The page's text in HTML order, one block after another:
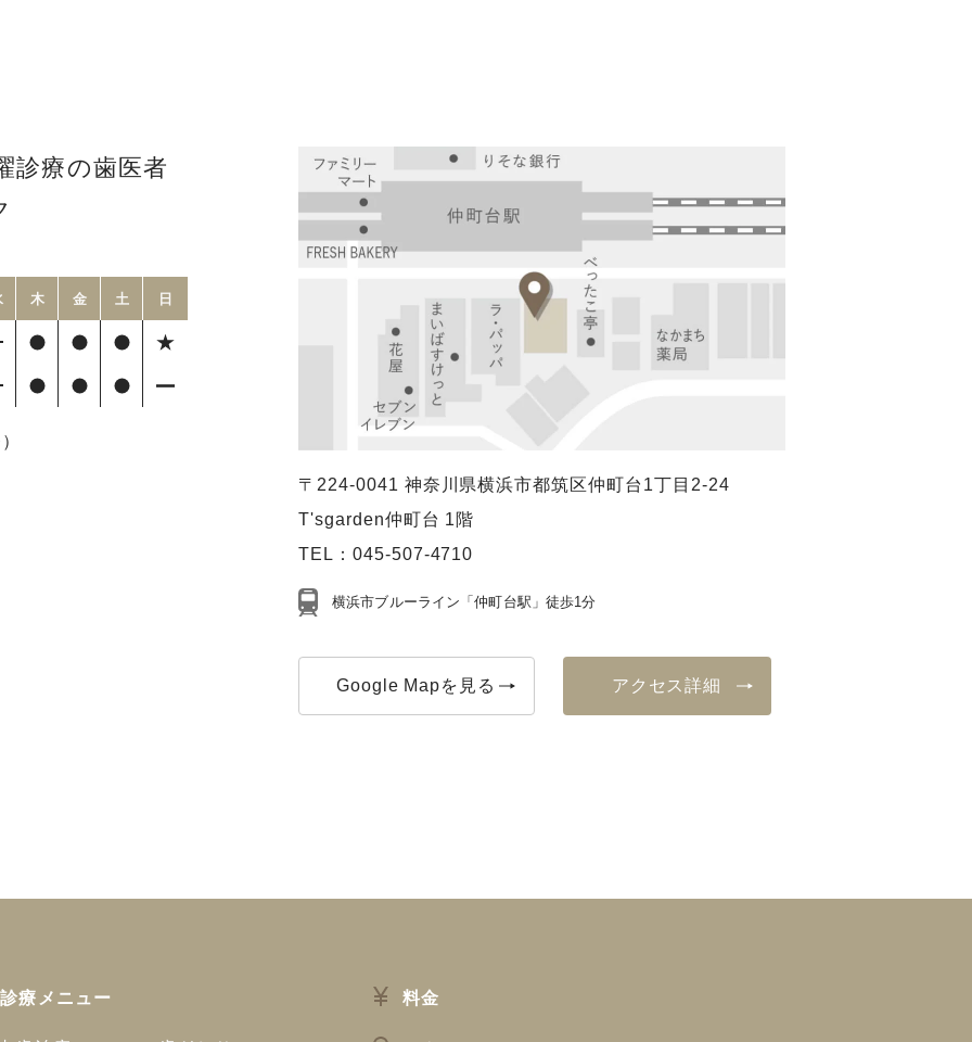
診療の歯医者
木 金 土 日
〒224-0041 神奈川県横浜市都筑区仲町台1丁目2-24
T'sgarden仲町台 1階
TEL： 045-507-4710
横浜市ブルーライン「仲町台駅」徒歩1分
Google Mapを見る アクセス詳細
診療メニュー 料金